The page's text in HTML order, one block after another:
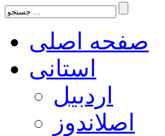
صفحه اصلی
استانی
اردبیل
اصلاندوز